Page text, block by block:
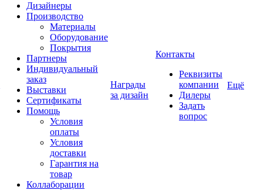
Дизайнеры
Производство
Материалы
Оборудование
Покрытия
Партнеры
Индивидуальный
заказ
Выставки
Сертификаты
Помощь
Условия
оплаты
Условия
доставки
Гарантия на
товар
Коллаборации
Награды
за дизайн
Контакты
Реквизиты
компании
Дилеры
Задать
вопрос
Ещё